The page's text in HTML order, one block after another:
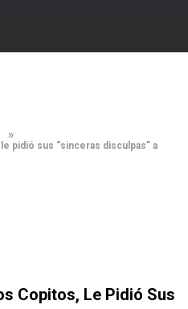
»
pidió sus “sinceras disculpas” a
Copitos, Le Pidió Sus